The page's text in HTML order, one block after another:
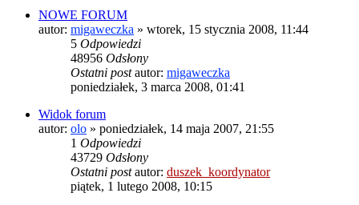
NOWE FORUM
autor: migaweczka » wtorek, 15 stycznia 2008, 11:44
5 Odpowiedzi
48956 Odsłony
Ostatni postautor: migaweczka
poniedziałek, 3 marca 2008, 01:41
Widok forum
autor: olo » poniedziałek, 14 maja 2007, 21:55
1 Odpowiedzi
43729 Odsłony
Ostatni postautor: duszek_koordynator
piątek, 1 lutego 2008, 10:15